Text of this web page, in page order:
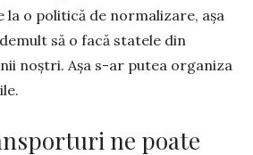
la o politică de norma­li­zare, așa
să o facă statele din
noștri. Așa s-ar putea organiza
ne poate